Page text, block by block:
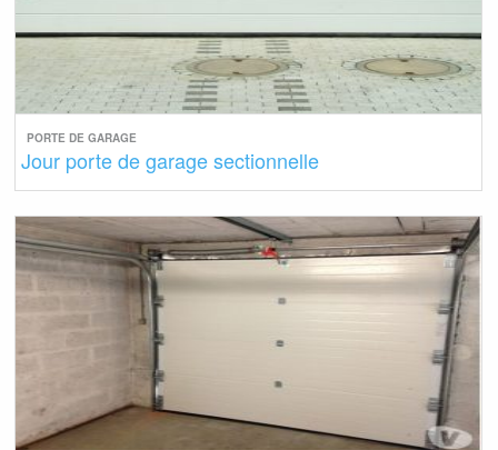
PORTE DE GARAGE
Jour porte de garage sectionnelle